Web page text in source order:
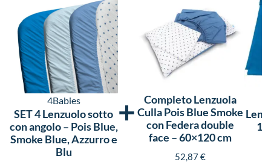
4Babies
SET 4 Lenzuolo sotto
con angolo – Pois Blue,
Smoke Blue, Azzurro e
Blu
+
Completo Lenzuola
Culla Pois Blue Smoke
con Federa double
face – 60×120 cm
52,87€